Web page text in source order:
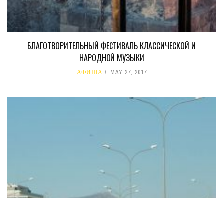
БЛАГОТВОРИТЕЛЬНЫЙ ФЕСТИВАЛЬ КЛАССИЧЕСКОЙ И
НАРОДНОЙ МУЗЫКИ
АФИША MAY 27, 2017